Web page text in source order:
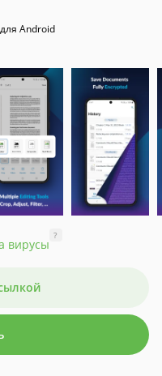
Android
вирусы
?